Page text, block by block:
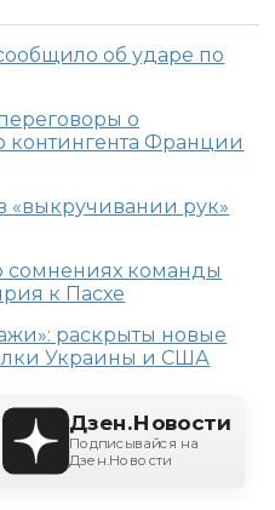
об ударе по
о
контингента Франции
рук»
сомнениях команды
к Пасхе
раскрыты новые
Украины и США
Дзен.Новости
Подписывайся на
Дзен.Новости